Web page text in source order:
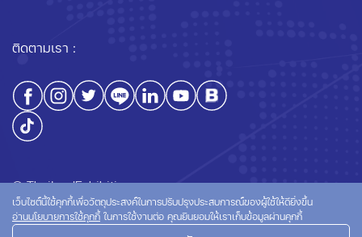
ติดตามเรา :
© ThailandExhibition.com
เว็บไซต์นี้ใช้คุกกี้เพื่อวัตถุประสงค์ในการปรับปรุงประสบการณ์ของผู้ใช้ให้ดียิ่งขึ้น
อ่านนโยบายการใช้คุกกี้ ในการใช้งานต่อ คุณยินยอมให้เราเก็บข้อมูลผ่านคุกกี้